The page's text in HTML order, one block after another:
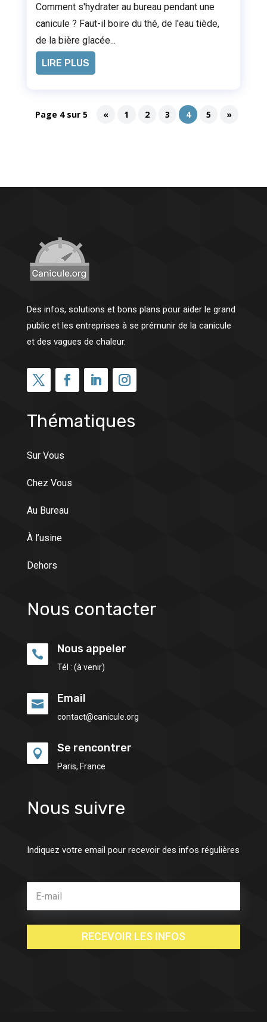
Comment s'hydrater au bureau pendant une
canicule ? Faut-il boire du thé, de l'eau tiède,
de la bière glacée...
LIRE PLUS
Page 4 sur 5 « 1 2 3 4 5 »
Des infos, solutions et bons plans pour aider le grand
public et les entreprises à se prémunir de la canicule
et des vagues de chaleur.
Thématiques
Sur Vous
Chez Vous
Au Bureau
À l’usine
Dehors
Nous contacter
 Nous appeler
Tél : (à venir)
 Email
contact@canicule.org
 Se rencontrer
Paris, France
Nous suivre
Indiquez votre email pour recevoir des infos régulières
RECEVOIR LES INFOS